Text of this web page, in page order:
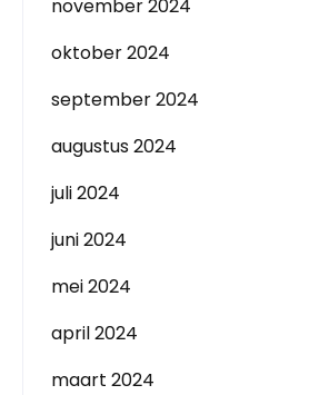
november 2024
oktober 2024
september 2024
augustus 2024
juli 2024
juni 2024
mei 2024
april 2024
maart 2024